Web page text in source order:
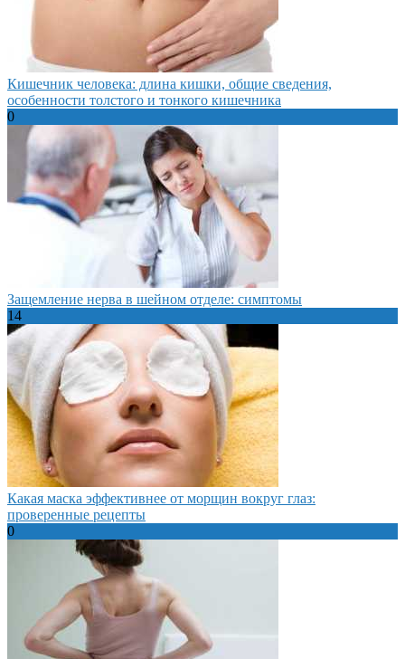
Кишечник человека: длина кишки, общие сведения,
особенности толстого и тонкого кишечника
0
Защемление нерва в шейном отделе: симптомы
14
Какая маска эффективнее от морщин вокруг глаз:
проверенные рецепты
0